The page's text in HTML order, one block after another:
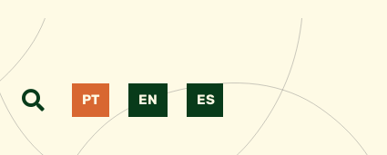
PT EN ES